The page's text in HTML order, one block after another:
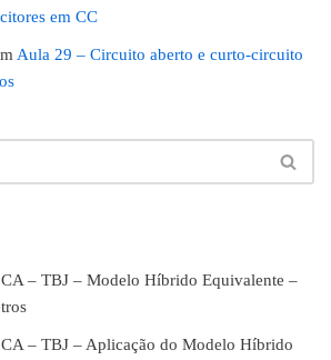
em CC
Aula 29 – Circuito aberto e curto-circuito
– TBJ – Modelo Híbrido Equivalente –
– TBJ – Aplicação do Modelo Híbrido